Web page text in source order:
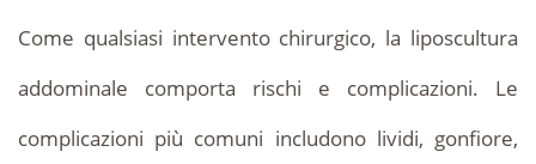
Come qualsiasi intervento chirurgico, la liposcultura
addominale comporta rischi e complicazioni. Le
complicazioni più comuni includono lividi, gonfiore,